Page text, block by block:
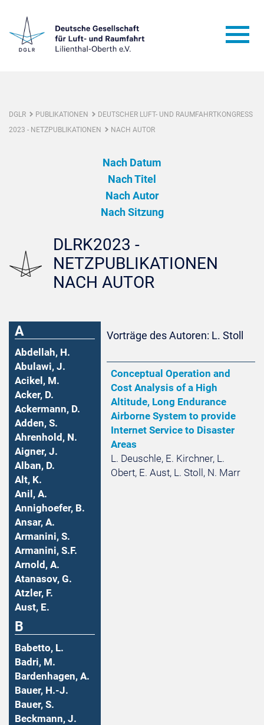
DGLR PUBLIKATIONEN
DEUTSCHER LUFT- UND RAUMFAHRTKONGRESS
2023 - NETZPUBLIKATIONEN
NACH AUTOR
Nach Datum
Nach Titel
Nach Autor
Nach Sitzung
DLRK2023 -
NETZPUBLIKATIONEN
NACH AUTOR
A
Abdellah, H.
Abulawi, J.
Acikel, M.
Acker, D.
Ackermann, D.
Adden, S.
Ahrenhold, N.
Aigner, J.
Alban, D.
Alt, K.
Anil, A.
Annighoefer, B.
Ansar, A.
Armanini, S.
Armanini, S.F.
Arnold, A.
Atanasov, G.
Atzler, F.
Aust, E.
B
Babetto, L.
Badri, M.
Bardenhagen, A.
Bauer, H.-J.
Bauer, S.
Beckmann, J.
Vorträge des Autoren: L. Stoll
Conceptual Operation and
Cost Analysis of a High
Altitude, Long Endurance
Airborne System to provide
Internet Service to Disaster
Areas
L. Deuschle, E. Kirchner, L.
Obert, E. Aust, L. Stoll, N. Marr